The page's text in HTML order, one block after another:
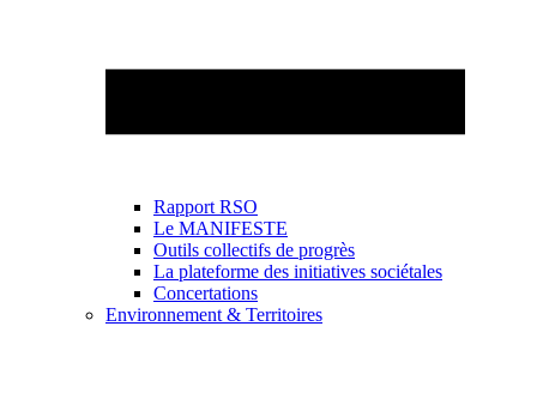
Rapport RSO
Le MANIFESTE
Outils collectifs de progrès
La plateforme des initiatives sociétales
Concertations
Environnement & Territoires